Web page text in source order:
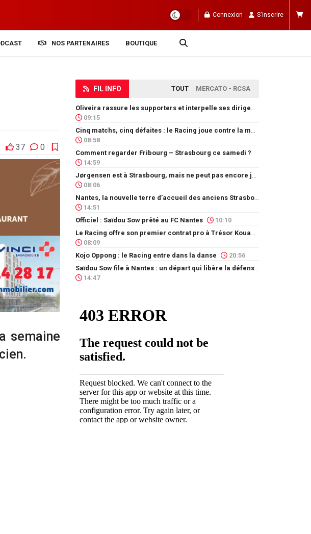
Connexion S'inscrire
NOS PARTENAIRES BOUTIQUE
37 0
semaine
FIL INFO TOUT MERCATO - RCSA
09:15
08:58
Comment regarder Fribourg – Strasbourg ce samedi ?
14:59
08:06
14:51
Officiel : Saïdou Sow prêté au FC Nantes
10:10
08:09
Kojo Oppong : le Racing entre dans la danse
20:56
14:47